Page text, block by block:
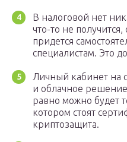
В налоговой нет
что-то не получится,
придется
специалистам. Это
Личный кабинет на
и облачное
равно можно будет
котором стоят
криптозащита.